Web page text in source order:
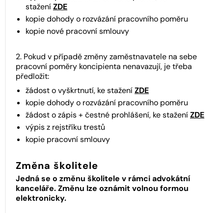
staženíZDE
kopie dohody o rozvázání pracovního poměru
kopie nové pracovní smlouvy
2. Pokud v případě změny zaměstnavatele na sebe
pracovní poměry koncipienta nenavazují, je třeba
předložit:
žádost o vyškrtnutí, ke staženíZDE
kopie dohody o rozvázání pracovního poměru
žádost o zápis + čestné prohlášení, ke staženíZDE
výpis z rejstříku trestů
kopie pracovní smlouvy
Změna školitele
Jedná se o změnu školitele v rámci advokátní
kanceláře. Změnu lze oznámit volnou formou
elektronicky.